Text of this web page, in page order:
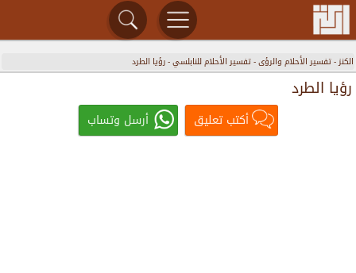
الكنز-تفسير الأحلام والرؤى-تفسير الأحلام للنابلسي-رؤيا الطرد
رؤيا الطرد
أكتب تعليق أرسل وتساب